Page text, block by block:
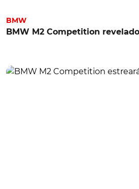
BMW
BMW M2 Competition